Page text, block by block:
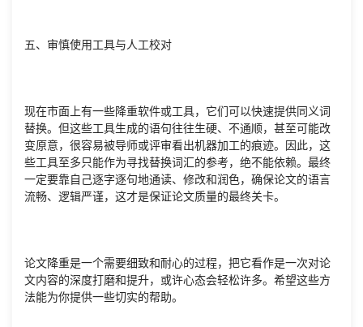
五、审慎使用工具与人工校对
现在市面上有一些降重软件或工具，它们可以快速提供同义词
替换。但这些工具生成的语句往往生硬、不通顺，甚至可能改
变原意，很容易被导师或评审看出机器加工的痕迹。因此，这
些工具至多只能作为寻找替换词汇的参考，绝不能依赖。最终
一定要靠自己逐字逐句地通读、修改和润色，确保论文的语言
流畅、逻辑严谨，这才是保证论文质量的最终关卡。
论文降重是一个需要细致和耐心的过程，把它看作是一次对论
文内容的深度打磨和提升，或许心态会轻松许多。希望这些方
法能为你提供一些切实的帮助。